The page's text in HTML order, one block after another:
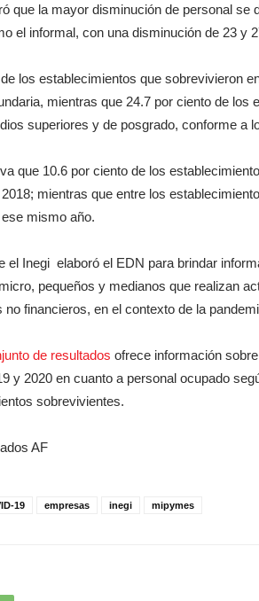
que la mayor disminución de personal se
el informal, con una disminución de 23 y
los establecimientos que sobrevivieron
mientras que 24.7 por ciento de los
superiores y de posgrado, conforme a
que 10.6 por ciento de los
mientras que entre los
mismo año.
el Inegi elaboró el EDN para brindar
pequeños y medianos que realizan
financieros, en el contexto de la
de resultados ofrece información
y 2020 en cuanto a personal ocupado
sobrevivientes.
AF
19 empresas inegi mipymes